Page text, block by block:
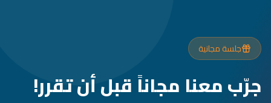
جلسة مجانية
جرّب معنا مجاناً قبل أن تقرر!